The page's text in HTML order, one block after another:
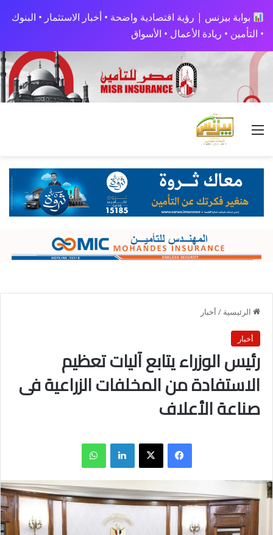
بوابة بيزنس | رؤية اقتصادية واضحة • أخبار الاستثمار • البنوك
• التأمين • ريادة الأعمال • الأسواق
القائمة
الرئيسية / أخبار
أخبار
رئيس الوزراء يتابع آليات تعظيم
الاستفادة من المخلفات الزراعية فى
صناعة الأعلاف
فيسبوك X لينكدإن